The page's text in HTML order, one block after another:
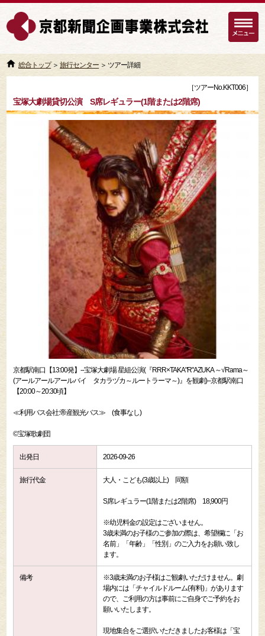
総合トップ＞旅行センター ＞ ツアー詳細
［ツアーNo.KKT006］
宝塚大劇場貸切公演 S席レギュラー(1階または2階席)
京都駅南口【13:00発】--宝塚大劇場 星組公演(『RRR×TAKA"R"AZUKA ～√Rama～
(アールアールアールバイ タカラヅカ～ルートラーマ～)』を観劇)--京都駅南口
【20:00～20:30頃】
≪利用バス会社:帝産観光バス≫ (食事なし)
©宝塚歌劇団
出発日 2026-09-26
旅行代金 大人・こども(3歳以上) 同額
S席レギュラー(1階または2階席) 18,900円
※幼児料金の設定はございません。
3歳未満のお子様のご参加の際は、希望欄に「お
名前」「年齢」「性別」のご入力をお願い致し
ます。
備考
※3歳未満のお子様はご観劇いただけません。劇
場内には「チャイルドルーム(有料)」があります
ので、ご利用の方は事前にご自身でご予約をお
願いいたします。
現地集合をご選択いただきましたお客様は「宝